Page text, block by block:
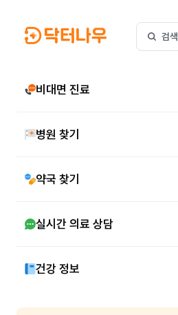
검색
비대면 진료
병원 찾기
약국 찾기
실시간 의료 상담
건강 정보